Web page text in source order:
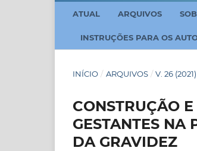
ATUAL ARQUIVOS
INSTRUÇÕES PARA OS
INÍCIO / ARQUIVOS / V. 26 (2021)
CONSTRUÇÃO
GESTANTES NA
DA GRAVIDEZ